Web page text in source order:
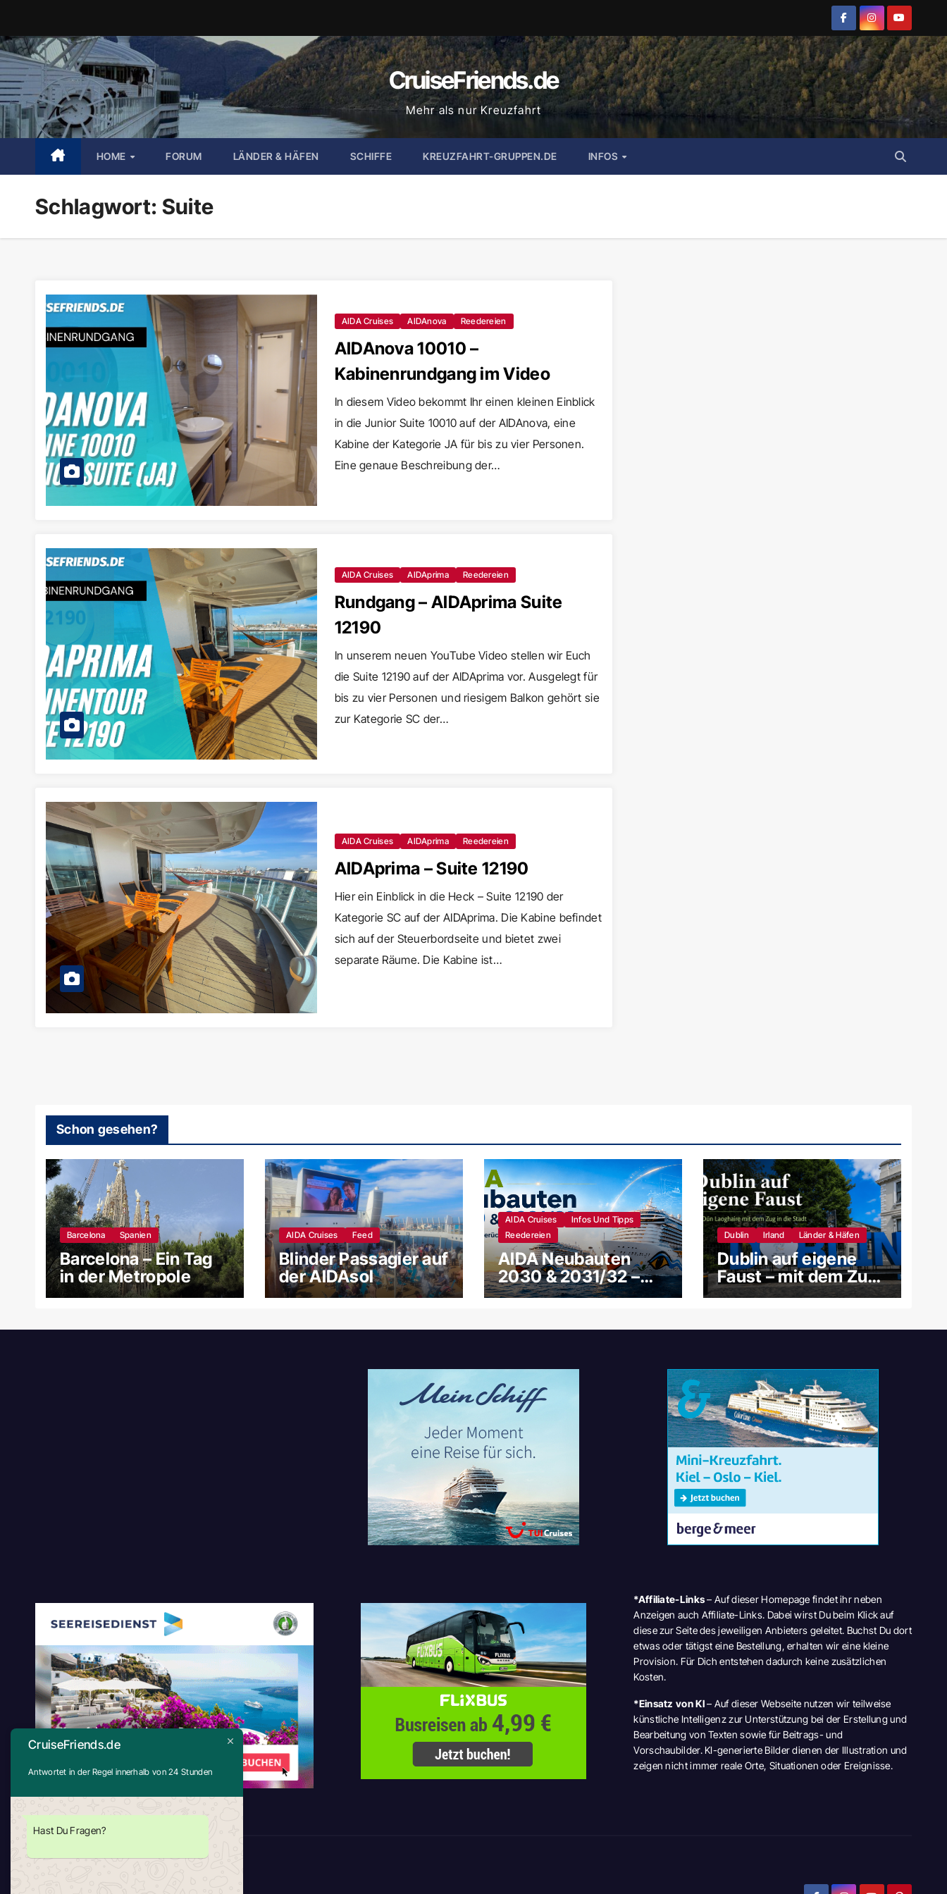
springen
CruiseFriends.de
Mehr als nur Kreuzfahrt
HOME FORUM LÄNDER & HÄFEN SCHIFFE KREUZFAHRT-GRUPPEN.DE INFOS
Schlagwort: Suite
AIDA Cruises AIDAnova Reedereien
AIDAnova 10010 –
Kabinenrundgang im Video
In diesem Video bekommt Ihr einen kleinen Einblick
in die Junior Suite 10010 auf der AIDAnova, eine
Kabine der Kategorie JA für bis zu vier Personen.
Eine genaue Beschreibung der…
AIDA Cruises AIDAprima Reedereien
Rundgang – AIDAprima Suite
12190
In unserem neuen YouTube Video stellen wir Euch
die Suite 12190 auf der AIDAprima vor. Ausgelegt für
bis zu vier Personen und riesigem Balkon gehört sie
zur Kategorie SC der…
AIDA Cruises AIDAprima Reedereien
AIDAprima – Suite 12190
Hier ein Einblick in die Heck – Suite 12190 der
Kategorie SC auf der AIDAprima. Die Kabine befindet
sich auf der Steuerbordseite und bietet zwei
separate Räume. Die Kabine ist…
Schon gesehen?
Barcelona Spanien
Barcelona – Ein Tag
in der Metropole
AIDA Cruises Feed
Blinder Passagier auf
der AIDAsol
AIDA Cruises
Infos Und Tipps
Reedereien
AIDA Neubauten
2030 & 2031/32 –
Gruppe für News und
Dublin Irland Länder & Häfen
Dublin auf eigene
Faust – mit dem Zug
ab Dún Laoghaire
*Affiliate-Links– Auf dieser Homepage findet ihr neben
Anzeigen auch Affiliate-Links. Dabei wirst Du beim Klick auf
diese zur Seite des jeweiligen Anbieters geleitet. Buchst Du dort
etwas oder tätigst eine Bestellung, erhalten wir eine kleine
Provision. Für Dich entstehen dadurch keine zusätzlichen
Kosten.
*Einsatz von KI– Auf dieser Webseite nutzen wir teilweise
künstliche Intelligenz zur Unterstützung bei der Erstellung und
Bearbeitung von Texten sowie für Beitrags- und
Vorschaubilder. KI-generierte Bilder dienen der Illustration und
zeigen nicht immer reale Orte, Situationen oder Ereignisse.
CruiseFriends.de
Antwortet in der Regel innerhalb von 24 Stunden
Hast Du Fragen?